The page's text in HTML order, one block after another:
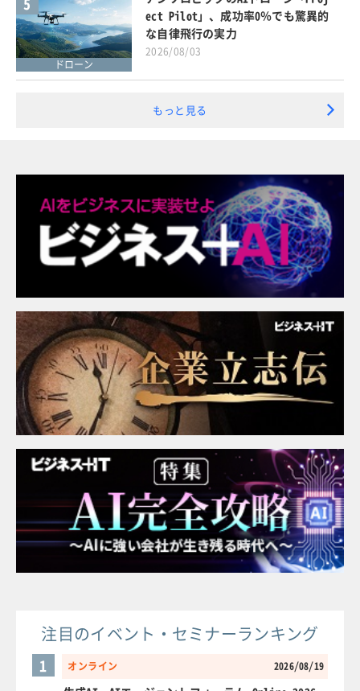
ドローン
ect Pilot」、成功率0％でも驚異的
な自律飛行の実力
2026/08/03
もっと見る
注目のイベント・セミナーランキング
オンライン 2026/08/19
1